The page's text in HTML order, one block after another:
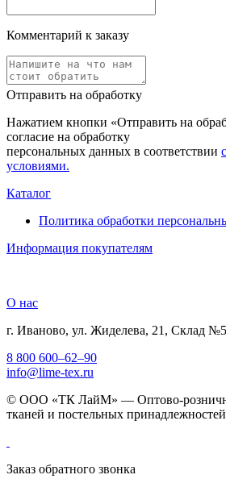
Комментарий к заказу
Отправить на обработку
Нажатием кнопки «Отправить на
согласие на обработку
персональных данных в соответствии
условиями.
Каталог
Политика обработки
Информация покупателям
О нас
г. Иваново, ул. Жиделева, 21, Склад
8 800 600–62–90
info@lime-tex.ru
© ООО «ТК ЛайМ» — Оптово-
тканей и постельных
Заказ обратного звонка